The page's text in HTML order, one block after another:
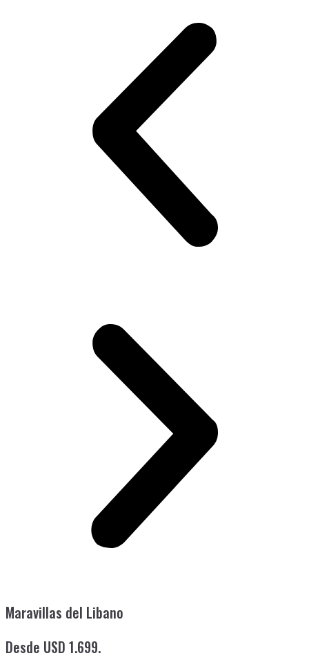
Maravillas del Libano
Desde USD 1.699.